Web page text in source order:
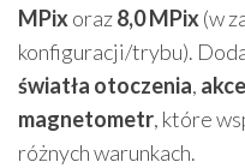
MPix oraz8,0 MPix (w
konfiguracji/trybu).
światła otoczenia,
magnetometr, które
różnych warunkach.